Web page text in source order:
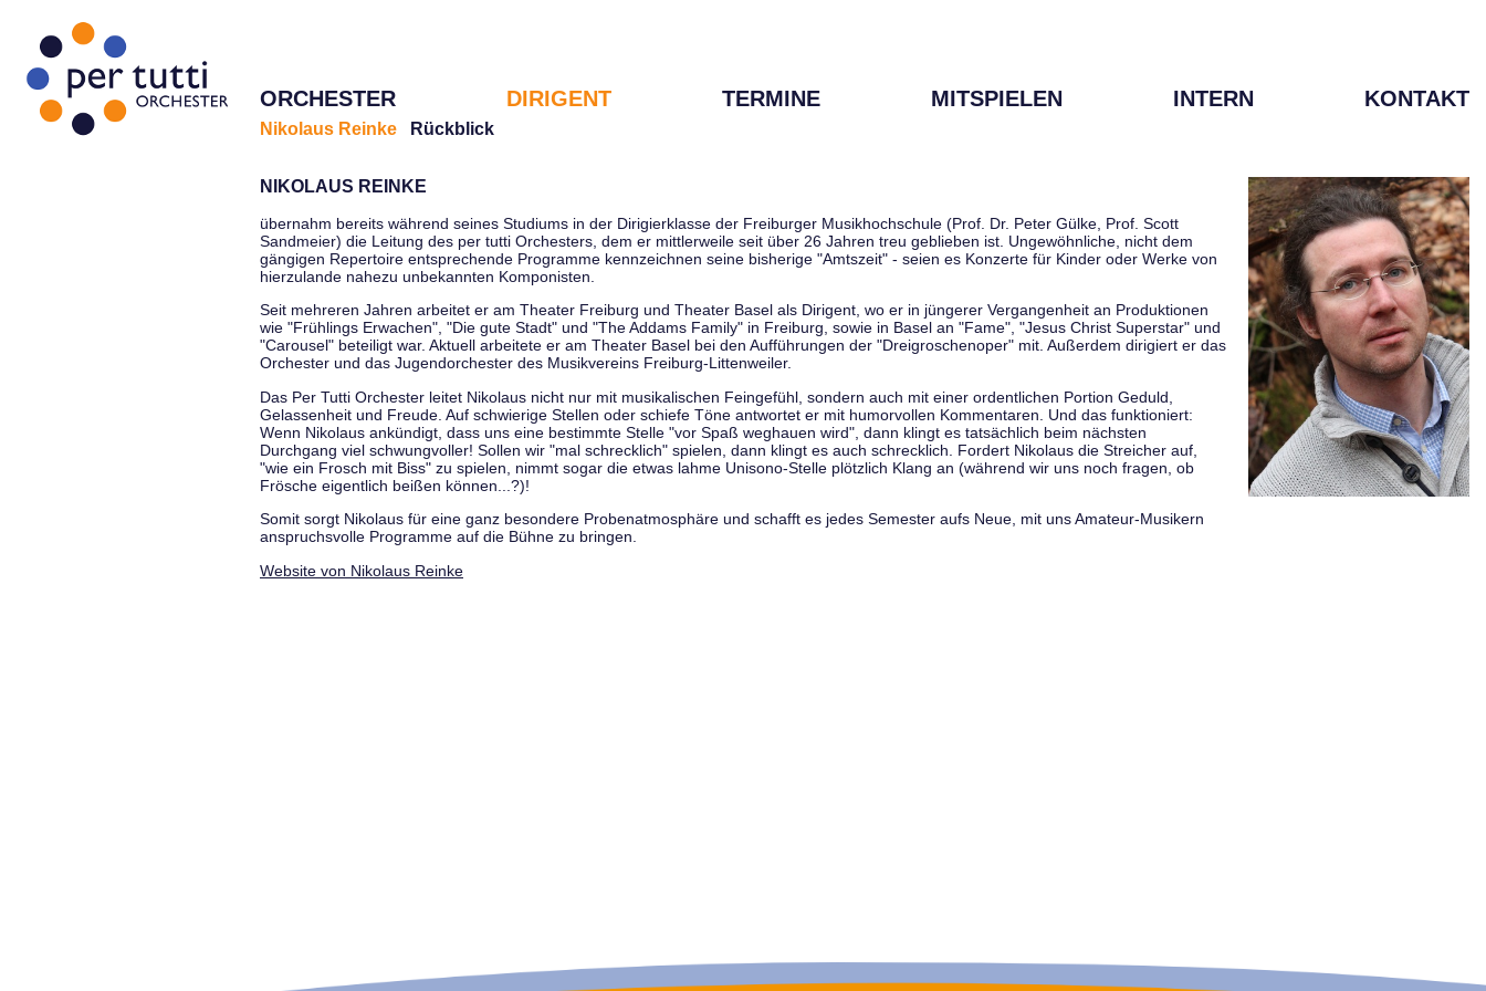
ORCHESTER DIRIGENT TERMINE MITSPIELEN INTERN KONTAKT
Nikolaus Reinke Rückblick
NIKOLAUS REINKE
übernahm bereits während seines Studiums in der Dirigierklasse der Freiburger Musikhochschule (Prof. Dr. Peter Gülke, Prof. Scott
Sandmeier) die Leitung des per tutti Orchesters, dem er mittlerweile seit über 26 Jahren treu geblieben ist. Ungewöhnliche, nicht dem
gängigen Repertoire entsprechende Programme kennzeichnen seine bisherige "Amtszeit" - seien es Konzerte für Kinder oder Werke von
hierzulande nahezu unbekannten Komponisten.
Seit mehreren Jahren arbeitet er am Theater Freiburg und Theater Basel als Dirigent, wo er in jüngerer Vergangenheit an Produktionen
wie "Frühlings Erwachen", "Die gute Stadt" und "The Addams Family" in Freiburg, sowie in Basel an "Fame", "Jesus Christ Superstar" und
"Carousel" beteiligt war. Aktuell arbeitete er am Theater Basel bei den Aufführungen der "Dreigroschenoper" mit. Außerdem dirigiert er das
Orchester und das Jugendorchester des Musikvereins Freiburg-Littenweiler.
Das Per Tutti Orchester leitet Nikolaus nicht nur mit musikalischen Feingefühl, sondern auch mit einer ordentlichen Portion Geduld,
Gelassenheit und Freude. Auf schwierige Stellen oder schiefe Töne antwortet er mit humorvollen Kommentaren. Und das funktioniert:
Wenn Nikolaus ankündigt, dass uns eine bestimmte Stelle "vor Spaß weghauen wird", dann klingt es tatsächlich beim nächsten
Durchgang viel schwungvoller! Sollen wir "mal schrecklich" spielen, dann klingt es auch schrecklich. Fordert Nikolaus die Streicher auf,
"wie ein Frosch mit Biss" zu spielen, nimmt sogar die etwas lahme Unisono-Stelle plötzlich Klang an (während wir uns noch fragen, ob
Frösche eigentlich beißen können...?)!
Somit sorgt Nikolaus für eine ganz besondere Probenatmosphäre und schafft es jedes Semester aufs Neue, mit uns Amateur-Musikern
anspruchsvolle Programme auf die Bühne zu bringen.
Website von Nikolaus Reinke